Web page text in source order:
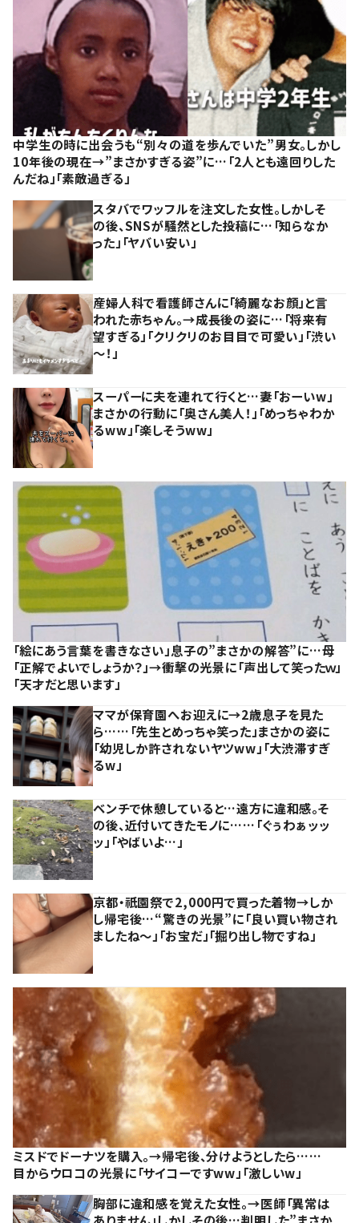
中学生の時に出会うも“別々の道を歩んでいた”男女。しかし
10年後の現在→”まさかすぎる姿”に…「2人とも遠回りした
んだね」「素敵過ぎる」
スタバでワッフルを注文した女性。しかしそ
の後、SNSが騒然とした投稿に…「知らなか
った」「ヤバい安い」
産婦人科で看護師さんに「綺麗なお顔」と言
われた赤ちゃん。→成長後の姿に…「将来有
望すぎる」「クリクリのお目目で可愛い」「渋い
～！」
スーパーに夫を連れて行くと…妻「おーいw」
まさかの行動に「奥さん美人！」「めっちゃわか
るww」「楽しそうww」
「絵にあう言葉を書きなさい」息子の”まさかの解答”に…母
「正解でよいでしょうか？」→衝撃の光景に「声出して笑ったｗ」
「天才だと思います」
ママが保育園へお迎えに→2歳息子を見た
ら……「先生とめっちゃ笑った」まさかの姿に
「幼児しか許されないヤツww」「大渋滞すぎ
るw」
ベンチで休憩していると…遠方に違和感。そ
の後、近付いてきたモノに……「ぐぅわぁッッ
ッ」「やばいよ…」
京都・祇園祭で2,000円で買った着物→しか
し帰宅後…“驚きの光景”に「良い買い物され
ましたね～」「お宝だ」「掘り出し物ですね」
ミスドでドーナツを購入。→帰宅後、分けようとしたら……
目からウロコの光景に「サイコーですww」「激しいw」
胸部に違和感を覚えた女性。→医師「異常は